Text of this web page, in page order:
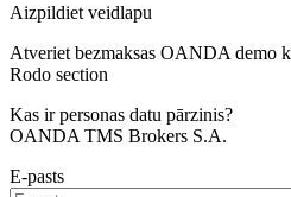
Aizpildiet veidlapu
Atveriet bezmaksas OANDA demo
Rodo section
Kas ir personas datu pārzinis?
OANDA TMS Brokers S.A.
E-pasts